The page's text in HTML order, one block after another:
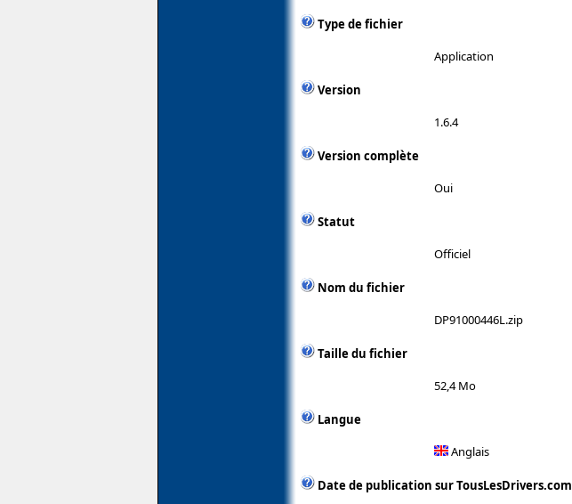
Type de fichier
Application
Version
1.6.4
Version complète
Oui
Statut
Officiel
Nom du fichier
DP91000446L.zip
Taille du fichier
52,4 Mo
Langue
Anglais
Date de publication sur TousLesDrivers.com